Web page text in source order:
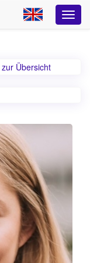
zur Übersicht